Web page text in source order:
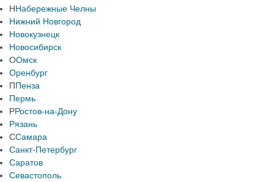
ННабережные Челны
Нижний Новгород
Новокузнецк
Новосибирск
ООмск
Оренбург
ППенза
Пермь
РРостов-на-Дону
Рязань
ССамара
Санкт-Петербург
Саратов
Севастополь